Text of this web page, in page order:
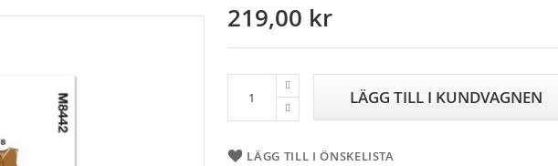
219,00 kr
LÄGG TILL I KUNDVAGNEN
LÄGG TILL I ÖNSKELISTA